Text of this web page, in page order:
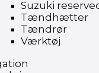
Suzuki
Tændhætter
Tændrør
Værktøj